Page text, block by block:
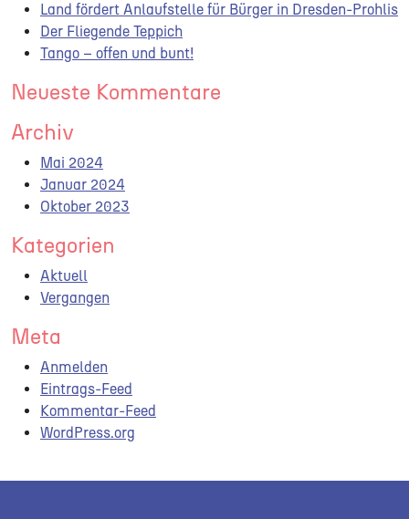
Land fördert Anlaufstelle für Bürger in Dresden-Prohlis
Der Fliegende Teppich
Tango – offen und bunt!
Neueste Kommentare
Archiv
Mai 2024
Januar 2024
Oktober 2023
Kategorien
Aktuell
Vergangen
Meta
Anmelden
Eintrags-Feed
Kommentar-Feed
WordPress.org